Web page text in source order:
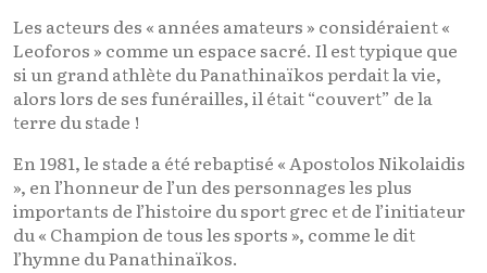
Les acteurs des « années amateurs » considéraient «
Leoforos » comme un espace sacré. Il est typique que
si un grand athlète du Panathinaïkos perdait la vie,
alors lors de ses funérailles, il était “couvert” de la
terre du stade !
En 1981, le stade a été rebaptisé « Apostolos Nikolaidis
», en l’honneur de l’un des personnages les plus
importants de l’histoire du sport grec et de l’initiateur
du « Champion de tous les sports », comme le dit
l’hymne du Panathinaïkos.